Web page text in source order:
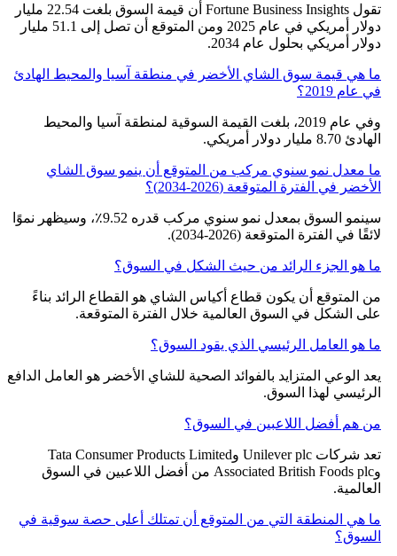
تقول Fortune Business Insights أن قيمة السوق بلغت 22.54 مليار
دولار أمريكي في عام 2025 ومن المتوقع أن تصل إلى 51.1 مليار
دولار أمريكي بحلول عام 2034.
ما هي قيمة سوق الشاي الأخضر في منطقة آسيا والمحيط الهادئ
في عام 2019؟
وفي عام 2019، بلغت القيمة السوقية لمنطقة آسيا والمحيط
الهادئ 8.70 مليار دولار أمريكي.
ما معدل نمو سنوي مركب من المتوقع أن ينمو سوق الشاي
الأخضر في الفترة المتوقعة (2026-2034)؟
سينمو السوق بمعدل نمو سنوي مركب قدره 9.52٪، وسيظهر نموًا
لائقًا في الفترة المتوقعة (2026-2034).
ما هو الجزء الرائد من حيث الشكل في السوق؟
من المتوقع أن يكون قطاع أكياس الشاي هو القطاع الرائد بناءً
على الشكل في السوق العالمية خلال الفترة المتوقعة.
ما هو العامل الرئيسي الذي يقود السوق؟
يعد الوعي المتزايد بالفوائد الصحية للشاي الأخضر هو العامل الدافع
الرئيسي لهذا السوق.
من هم أفضل اللاعبين في السوق؟
تعد شركات Unilever plc وTata Consumer Products Limited
وAssociated British Foods plc من أفضل اللاعبين في السوق
العالمية.
ما هي المنطقة التي من المتوقع أن تمتلك أعلى حصة سوقية في
السوق؟